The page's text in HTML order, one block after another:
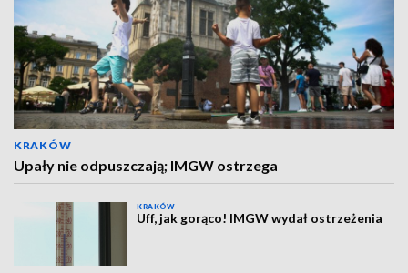
KRAKÓW
Upały nie odpuszczają; IMGW ostrzega
KRAKÓW
Uff, jak gorąco! IMGW wydał ostrzeżenia